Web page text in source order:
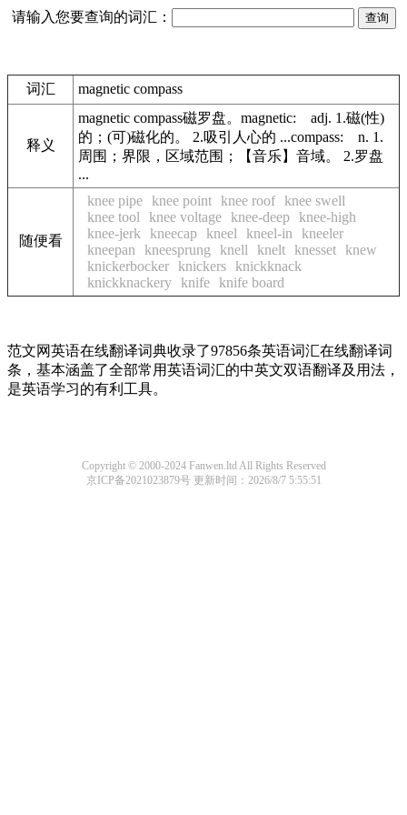
请输入您要查询的词汇：
词汇 magnetic compass
释义
magnetic compass磁罗盘。magnetic: adj. 1.磁(性)
的；(可)磁化的。 2.吸引人心的 ...compass: n. 1.
周围；界限，区域范围；【音乐】音域。 2.罗盘
...
随便看
knee pipe knee point knee roof knee swell
knee tool
knee voltage knee-deep knee-high
knee-jerk
kneecap kneel kneel-in
kneeler
kneepan
kneesprung knell knelt knesset knew
knickerbocker knickers knickknack
knickknackery knife knife board
范文网英语在线翻译词典收录了97856条英语词汇在线翻译词
条，基本涵盖了全部常用英语词汇的中英文双语翻译及用法，
是英语学习的有利工具。
Copyright © 2000-2024 Fanwen.ltd All Rights Reserved
京ICP备2021023879号更新时间：2026/8/7 5:55:51